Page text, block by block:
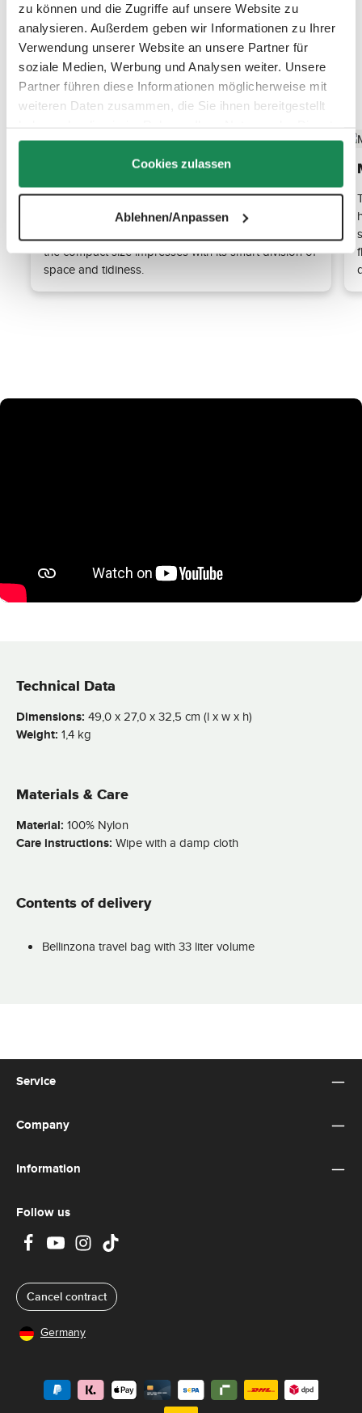
zu können und die Zugriffe auf unsere Website zu
analysieren. Außerdem geben wir Informationen zu Ihrer
Verwendung unserer Website an unsere Partner für
soziale Medien, Werbung und Analysen weiter. Unsere
Partner führen diese Informationen möglicherweise mit
weiteren Daten zusammen, die Sie ihnen bereitgestellt
gesammelt haben.
Cookies zulassen
Ablehnen/Anpassen
Discover the top features
33 liters cleverly used
With a volume of 33 liters, the Bellinzona offers
plenty of space for clothes, travel essentials and
the compact size impresses with its smart division of
space and tidiness.
Technical Data
Dimensions: 49,0 x 27,0 x 32,5 cm (l x w x h)
Weight: 1,4 kg
Materials & Care
Material: 100% Nylon
Care instructions: Wipe with a damp cloth
Contents of delivery
Bellinzona travel bag with 33 liter volume
Service
Company
Information
Follow us
Cancel contract
Germany